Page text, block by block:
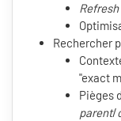
Rechercher
"exact
Pièges
parent/